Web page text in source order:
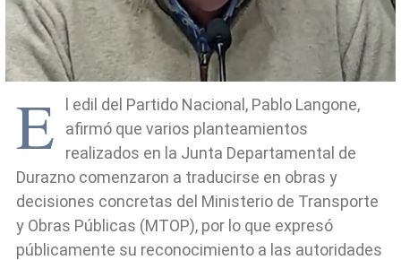
E
l edil del Partido Nacional, Pablo Langone,
afirmó que varios planteamientos
realizados en la Junta Departamental de
Durazno comenzaron a traducirse en obras y
decisiones concretas del Ministerio de Transporte
y Obras Públicas (MTOP), por lo que expresó
públicamente su reconocimiento a las autoridades